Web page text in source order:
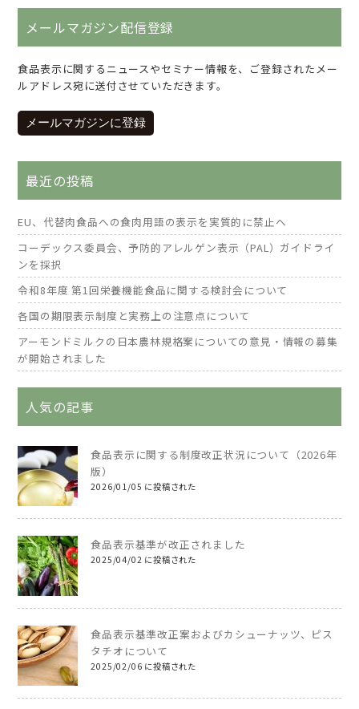
メールマガジン配信登録
食品表示に関するニュースやセミナー情報を、ご登録されたメー
ルアドレス宛に送付させていただきます。
メールマガジンに登録
最近の投稿
EU、代替肉食品への食肉用語の表示を実質的に禁止へ
コーデックス委員会、予防的アレルゲン表示（PAL）ガイドライ
ンを採択
令和8年度 第1回栄養機能食品に関する検討会について
各国の期限表示制度と実務上の注意点について
アーモンドミルクの日本農林規格案についての意見・情報の募集
が開始されました
人気の記事
食品表示に関する制度改正状況について（2026年
版）
2026/01/05 に投稿された
食品表示基準が改正されました
2025/04/02 に投稿された
食品表示基準改正案およびカシューナッツ、ピス
タチオについて
2025/02/06 に投稿された